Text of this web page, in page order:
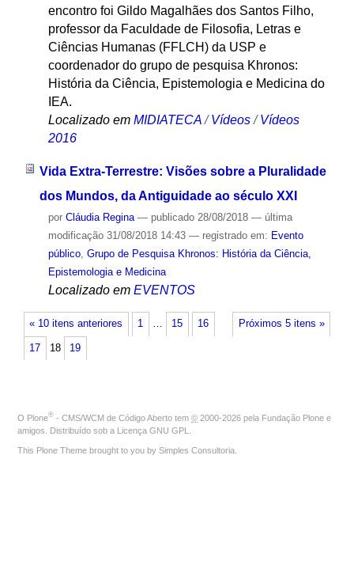
encontro foi Gildo Magalhães dos Santos Filho,
professor da Faculdade de Filosofia, Letras e
Ciências Humanas (FFLCH) da USP e
coordenador do grupo de pesquisa Khronos:
História da Ciência, Epistemologia e Medicina do
IEA.
Localizado em MIDIATECA /Vídeos /Vídeos
2016
Vida Extra-Terrestre: Visões sobre a Pluralidade
dos Mundos, da Antiguidade ao século XXI
por Cláudia Regina — publicado28/08/2018 — última
modificação31/08/2018 14:43 — registrado em: Evento
público, Grupo de Pesquisa Khronos: História da Ciência,
Epistemologia e Medicina
Localizado em EVENTOS
« 10 itens anteriores Próximos 5 itens »
1 … 15 16
17 18 19
O Plone® - CMS/WCM de Código Aberto tem © 2000-2026 pela Fundação Plone e
amigos. Distribuído sob a Licença GNU GPL
This Plone Theme brought to you by Simples Consultoria